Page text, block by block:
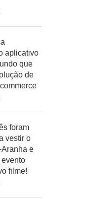
aplicativo
que
de
foram
vestir o
e
evento
filme!